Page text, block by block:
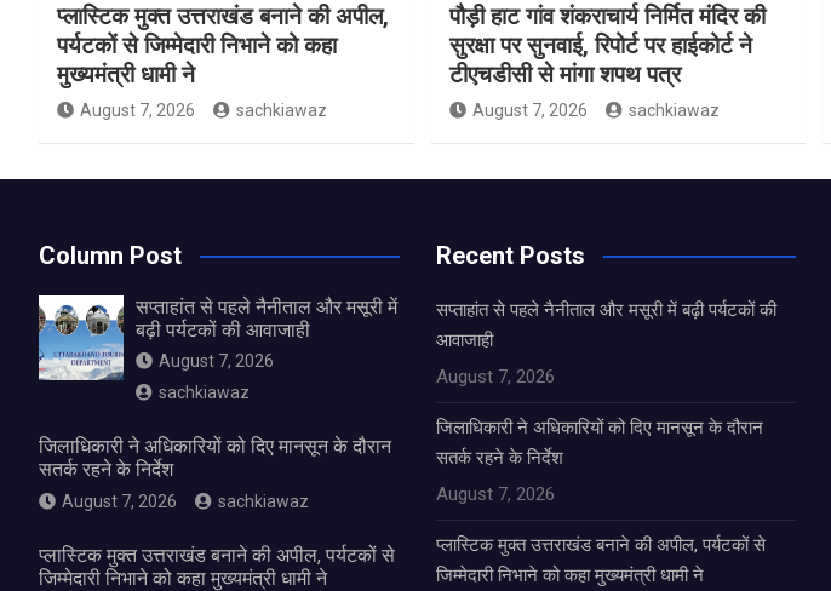
प्लास्टिक मुक्त उत्तराखंड बनाने की अपील,
पर्यटकों से जिम्मेदारी निभाने को कहा
मुख्यमंत्री धामी ने
August 7, 2026 sachkiawaz
पौड़ी हाट गांव शंकराचार्य निर्मित मंदिर की
सुरक्षा पर सुनवाई, रिपोर्ट पर हाईकोर्ट ने
टीएचडीसी से मांगा शपथ पत्र
August 7, 2026 sachkiawaz
Column Post
सप्ताहांत से पहले नैनीताल और मसूरी में
बढ़ी पर्यटकों की आवाजाही
August 7, 2026
sachkiawaz
जिलाधिकारी ने अधिकारियों को दिए मानसून के दौरान
सतर्क रहने के निर्देश
August 7, 2026 sachkiawaz
प्लास्टिक मुक्त उत्तराखंड बनाने की अपील, पर्यटकों से
जिम्मेदारी निभाने को कहा मुख्यमंत्री धामी ने
Recent Posts
सप्ताहांत से पहले नैनीताल और मसूरी में बढ़ी पर्यटकों की
आवाजाही
August 7, 2026
जिलाधिकारी ने अधिकारियों को दिए मानसून के दौरान
सतर्क रहने के निर्देश
August 7, 2026
प्लास्टिक मुक्त उत्तराखंड बनाने की अपील, पर्यटकों से
जिम्मेदारी निभाने को कहा मुख्यमंत्री धामी ने